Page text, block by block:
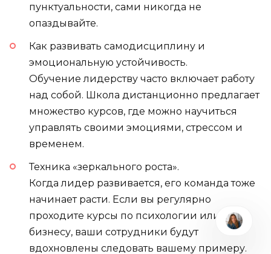
пунктуальности, сами никогда не
опаздывайте.
Как развивать самодисциплину и
эмоциональную устойчивость.
Обучение лидерству часто включает работу
над собой. Школа дистанционно предлагает
множество курсов, где можно научиться
управлять своими эмоциями, стрессом и
временем.
Техника «зеркального роста».
Когда лидер развивается, его команда тоже
начинает расти. Если вы регулярно
проходите курсы по психологии или
бизнесу, ваши сотрудники будут
вдохновлены следовать вашему примеру.